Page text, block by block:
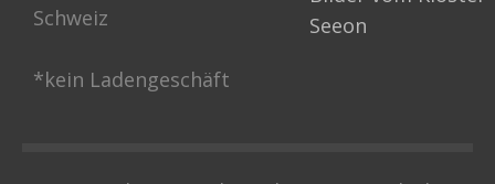
Schweiz
*kein Ladengeschäft
Seeon